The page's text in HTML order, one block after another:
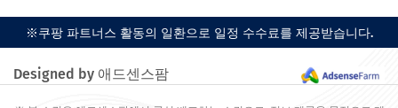
※쿠팡 파트너스 활동의 일환으로 일정 수수료를 제공받습니다.
Designed by 애드센스팜